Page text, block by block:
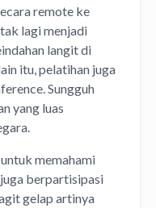
remote ke
lagi menjadi
langit di
itu, pelatihan juga
Sungguh
yang luas
memahami
berpartisipasi
gelap artinya